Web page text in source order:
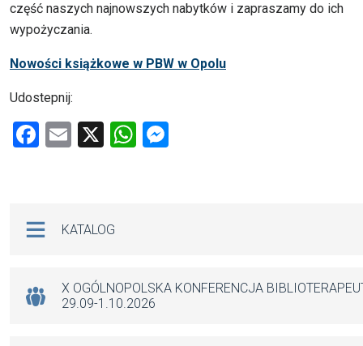
część naszych najnowszych nabytków i zapraszamy do ich
wypożyczania.
Nowości książkowe w PBW w Opolu
Udostepnij:
F
o
k
E
X
W
p
KATALOG
X OGÓLNOPOLSKA KONFERENCJA
29.09-1.10.2026